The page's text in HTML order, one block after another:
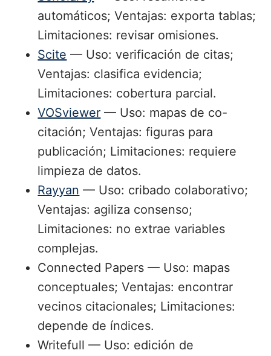
automáticos; Ventajas: exporta tablas;
Limitaciones: revisar omisiones.
Scite — Uso: verificación de citas;
Ventajas: clasifica evidencia;
Limitaciones: cobertura parcial.
VOSviewer — Uso: mapas de co-
citación; Ventajas: figuras para
publicación; Limitaciones: requiere
limpieza de datos.
Rayyan — Uso: cribado colaborativo;
Ventajas: agiliza consenso;
Limitaciones: no extrae variables
complejas.
Connected Papers — Uso: mapas
conceptuales; Ventajas: encontrar
vecinos citacionales; Limitaciones:
depende de índices.
Writefull — Uso: edición de